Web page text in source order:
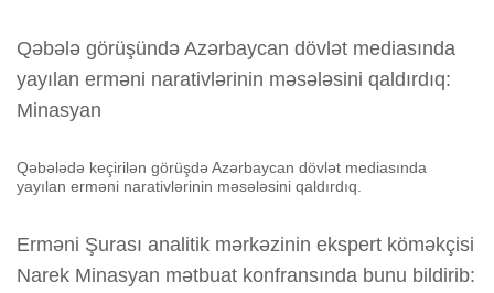
Qəbələ görüşündə Azərbaycan dövlət mediasında
yayılan erməni narativlərinin məsələsini qaldırdıq:
Minasyan
Qəbələdə keçirilən görüşdə Azərbaycan dövlət mediasında
yayılan erməni narativlərinin məsələsini qaldırdıq.
Erməni Şurası analitik mərkəzinin ekspert köməkçisi
Narek Minasyan mətbuat konfransında bunu bildirib: